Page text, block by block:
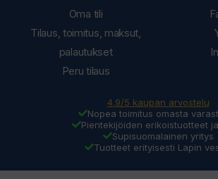
Oma tili
Tilaus, toimitus, maksut,
palautukset
Peru tilaus
4.9/5 kaupan arvostelu
Nopea toimitus omasta
Pientekijöiden erikoistuotteet
Supisuomalainen yritys
Tuotteet erityisesti Lapin